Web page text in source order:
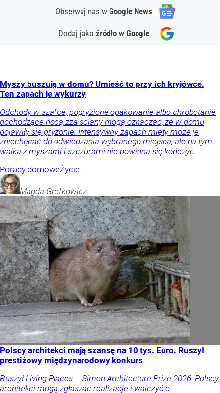
Obserwuj nas w Google News
Dodaj jako źródło w Google
Myszy buszują w domu? Umieść to przy ich kryjówce.
Ten zapach je wykurzy
Odchody w szafce, pogryzione opakowanie albo chrobotanie
dochodzące nocą zza ściany mogą oznaczać, że w domu
pojawiły się gryzonie. Intensywny zapach mięty może je
zniechęcać do odwiedzania wybranego miejsca, ale na tym
walka z myszami i szczurami nie powinna się kończyć.
Porady domoweŻycie
Magda Grefkowicz
Polscy architekci mają szansę na 10 tys. Euro. Ruszył
prestiżowy międzynarodowy konkurs
Ruszył Living Places – Simon Architecture Prize 2026. Polscy
architekci mogą zgłaszać realizacje i walczyć o